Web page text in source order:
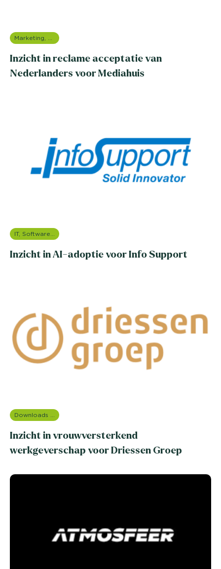
Marketing, media & PR
Inzicht in reclame acceptatie van
Nederlanders voor Mediahuis
IT, Software & Telecom
Inzicht in AI-adoptie voor Info Support
Downloads en rapportages
Inzicht in vrouwversterkend
werkgeverschap voor Driessen Groep